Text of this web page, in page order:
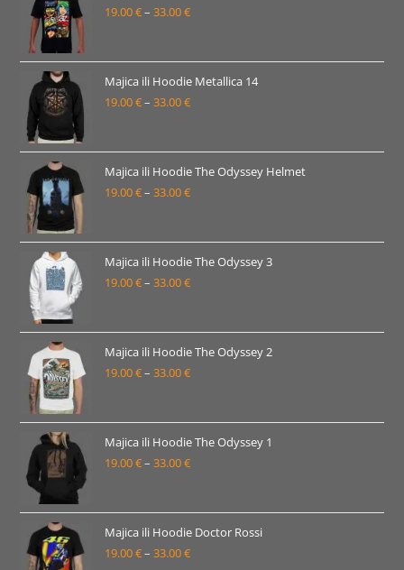
do
19.00€– 33.00€Raspon
19.00 €
do
Majica ili Hoodie Metallica 14
19.00€– 33.00€Raspon
19.00 €
do
Majica ili Hoodie The Odyssey Helmet
19.00€– 33.00€Raspon
19.00 €
do
Majica ili Hoodie The Odyssey 3
19.00€– 33.00€Raspon
19.00 €
do
Majica ili Hoodie The Odyssey 2
19.00€– 33.00€Raspon
19.00 €
do
Majica ili Hoodie The Odyssey 1
19.00€– 33.00€Raspon
19.00 €
do
Majica ili Hoodie Doctor Rossi
19.00€– 33.00€Raspon